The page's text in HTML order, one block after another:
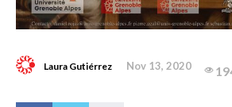
Laura Gutiérrez Nov 13, 2020